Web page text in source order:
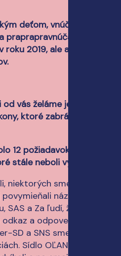
deťom, vnúčatám,
praprapravnúčatám
roku 2019, ale aj
vás želáme jediné –
ktoré zabránia
12 požiadavok
stále neboli vypočuté.”
niektorých sme nezastihli
názory.
SAS a Za ľudí, že si na nás
a odpovedali nám na
SD a SNS sme balíčky
Sídlo OĽANO sa